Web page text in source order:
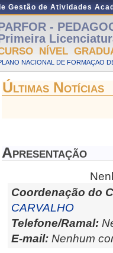
Gestão de Atividades
-
NÍVEL
NACIONAL DE FORMAÇAO
Últimas Notícias
Apresentação
Coordenação do
CARVALHO
Telefone/Ramal:
E-mail: Nenhum